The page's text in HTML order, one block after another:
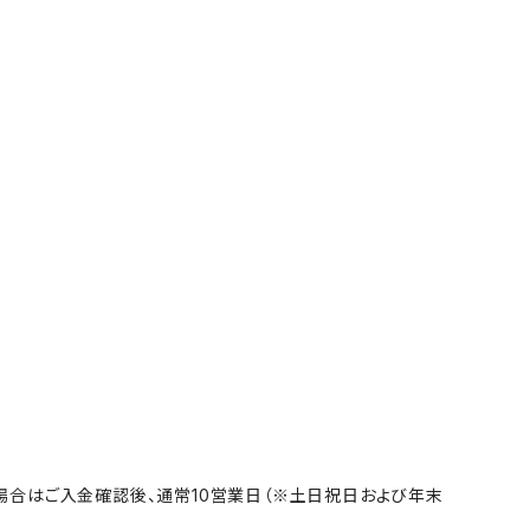
はご入金確認後、通常10営業日（※土日祝日および年末